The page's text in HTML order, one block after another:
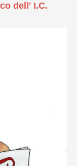
dell' I.C.